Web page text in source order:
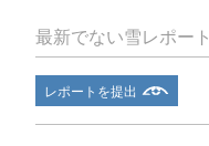
最新でない雪レポート
レポートを提出